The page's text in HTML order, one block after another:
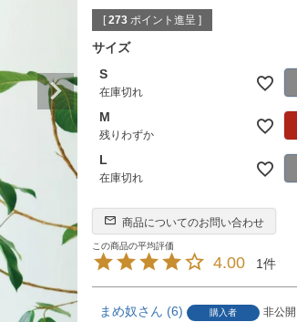
[ 273 ポイント進呈 ]
サイズ
S
在庫切れ
M
残りわずか
L
在庫切れ
商品についてのお問い合わせ
4.00 1
まめ奴 6 購入者
非公開